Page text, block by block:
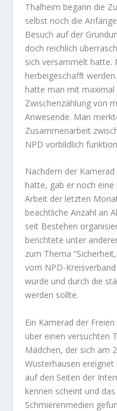
Thalheim begann die
selbst noch die
Besuch auf der
doch reichlich
sich versammelt hatte.
herbeigeschafft
hatte man mit maximal
Zwischenzählung von
Anwesende. Man
Zusammenarbeit
NPD vorbildlich
Nachdem der
hatte, gab er noch
Arbeit der letzten
beachtliche Anzahl an
seit Bestehen
berichtete unter
zum Thema
vom NPD-
wurde und durch die
werden sollte.
Ein Kamerad der
über einen versuchten
Mädchen, der sich am
Wusterhausen
auf den Seiten der
kennen scheint und
Schmierenmedien